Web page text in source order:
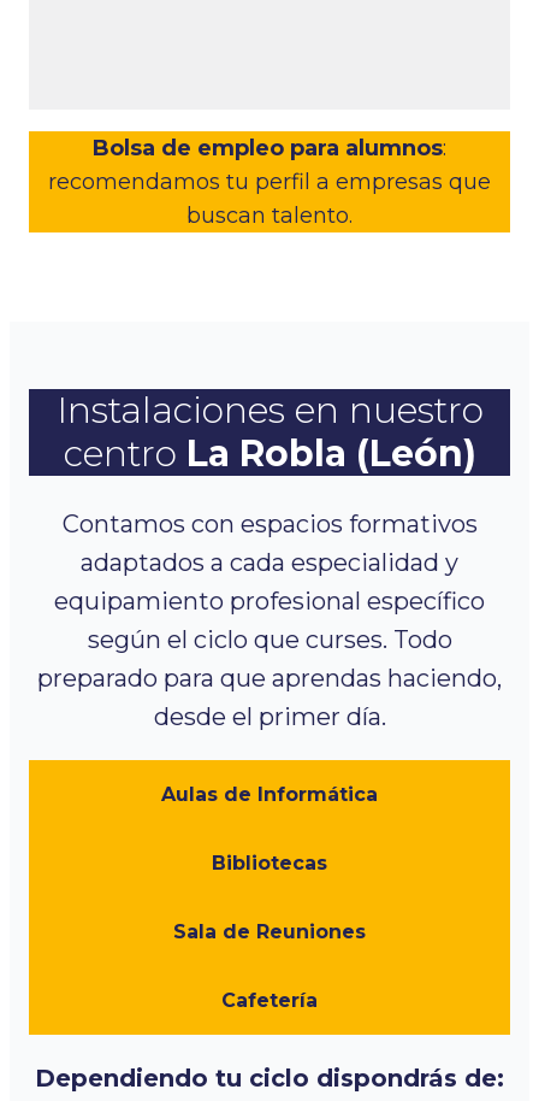
Bolsa de empleo para alumnos:
recomendamos tu perfil a empresas que
buscan talento.
Instalaciones en nuestro
centro La Robla (León)
Contamos con espacios formativos
adaptados a cada especialidad y
equipamiento profesional específico
según el ciclo que curses. Todo
preparado para que aprendas haciendo,
desde el primer día.
Aulas de Informática
Bibliotecas
Sala de Reuniones
Cafetería
Dependiendo tu ciclo dispondrás de: